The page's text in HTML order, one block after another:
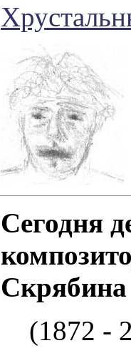
Сегодня
Скрябина
(1872 -